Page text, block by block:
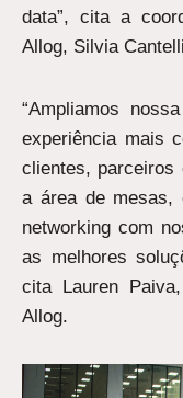
data”, cita a
Allog, Silvia
“Ampliamos
experiência mais
clientes, parceiros
a área de mesas,
networking com
as melhores
cita Lauren
Allog.